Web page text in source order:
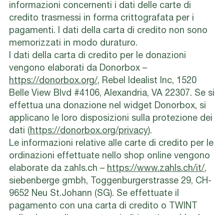
informazioni concernenti i dati delle carte di
credito trasmessi in forma crittografata per i
pagamenti. I dati della carta di credito non sono
memorizzati in modo duraturo.
I dati della carta di credito per le donazioni
vengono elaborati da Donorbox –
https://donorbox.org/, Rebel Idealist Inc, 1520
Belle View Blvd #4106, Alexandria, VA 22307. Se si
effettua una donazione nel widget Donorbox, si
applicano le loro disposizioni sulla protezione dei
dati (https://donorbox.org/privacy).
Le informazioni relative alle carte di credito per le
ordinazioni effettuate nello shop online vengono
elaborate da zahls.ch – https://www.zahls.ch/it/,
siebenberge gmbh, Toggenburgerstrasse 29, CH-
9652 Neu St.Johann (SG). Se effettuate il
pagamento con una carta di credito o TWINT